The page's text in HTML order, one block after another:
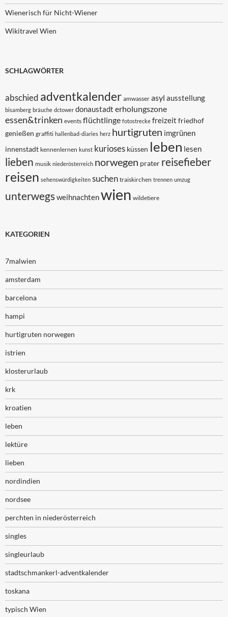
Wienerisch für Nicht-Wiener
Wikitravel Wien
SCHLAGWÖRTER
abschied adventkalender amwasser asyl ausstellung
bisamberg bräuche dctower donaustadt erholungszone
essen&trinken events flüchtlinge fotostrecke freizeit friedhof
genießen graffiti hallenbad-diaries herz hurtigruten imgrünen
innenstadt kennenlernen kunst kurioses küssen leben lesen
lieben musik niederösterreich norwegen prater reisefieber
reisen sehenswürdigkeiten suchen traiskirchen trennen umzug
unterwegsweihnachtenwien wildetiere
KATEGORIEN
7malwien
amsterdam
barcelona
hampi
hurtigruten norwegen
istrien
klosterurlaub
krk
kroatien
leben
lektüre
lieben
nordindien
nordsee
perchten in niederösterreich
singles
singleurlaub
stadtschmankerl-adventkalender
toskana
typisch Wien